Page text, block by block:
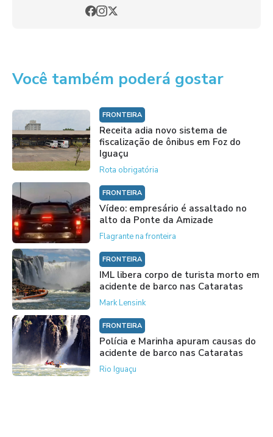
Você também poderá gostar
FRONTEIRA
Receita adia novo sistema de
fiscalização de ônibus em Foz do
Iguaçu
Rota obrigatória
FRONTEIRA
Vídeo: empresário é assaltado no
alto da Ponte da Amizade
Flagrante na fronteira
FRONTEIRA
IML libera corpo de turista morto em
acidente de barco nas Cataratas
Mark Lensink
FRONTEIRA
Polícia e Marinha apuram causas do
acidente de barco nas Cataratas
Rio Iguaçu